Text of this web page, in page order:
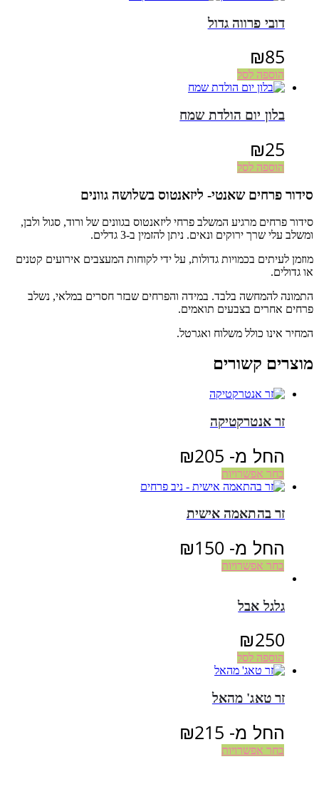
דובי פרווה גדול
₪85
הוספה לסל
בלון יום הולדת שמח
₪25
הוספה לסל
סידור פרחים שאנטי- ליזאנטוס בשלושה גוונים
סידור פרחים מרגיע המשלב פרחי ליזאנטוס בגוונים של ורוד, סגול ולבן,
ומשלב עלי שרך ירוקים ונאים. ניתן להזמין ב-3 גדלים.
מוזמן לעיתים בכמויות גדולות, על ידי לקוחות המעצבים אירועים קטנים
או גדולים.
התמונה להמחשה בלבד. במידה והפרחים שבזר חסרים במלאי, נשלב
פרחים אחרים בצבעים תואמים.
המחיר אינו כולל משלוח ואגרטל.
מוצרים קשורים
זר אנטרקטיקה
החל מ- ₪205
בחר אפשרויות
זר בהתאמה אישית
החל מ- ₪150
בחר אפשרויות
גלגל אבל
₪250
הוספה לסל
זר טאג' מהאל
החל מ- ₪215
בחר אפשרויות